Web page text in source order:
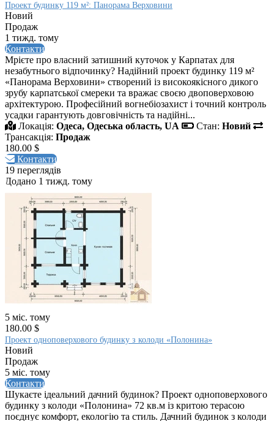
Проект будинку 119 м²: Панорама Верховини
Новий
Продаж
1 тижд. тому
Контакти
Мрієте про власний затишний куточок у Карпатах для
незабутнього відпочинку? Надійний проект будинку 119 м²
«Панорама Верховини» створений із високоякісного дикого
зрубу карпатської смереки та вражає своєю двоповерховою
архітектурою. Професійний вогнебіозахист і точний контроль
усадки гарантують довговічність та надійні...
Локація: Одеса, Одеська область, UA Стан: Новий
Трансакція: Продаж
180.00 $
Контакти
19 переглядів
Додано 1 тижд. тому
5 міс. тому
180.00 $
Проект одноповерхового будинку з колоди «Полонина»
Новий
Продаж
5 міс. тому
Контакти
Шукаєте ідеальний дачний будинок? Проект одноповерхового
будинку з колоди «Полонина» 72 кв.м із критою терасою
поєднує комфорт, екологію та стиль. Дачний будинок з колоди